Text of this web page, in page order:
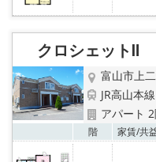
クロシェットⅡ
富山市上
JR高山本
アパート
階 家賃/共